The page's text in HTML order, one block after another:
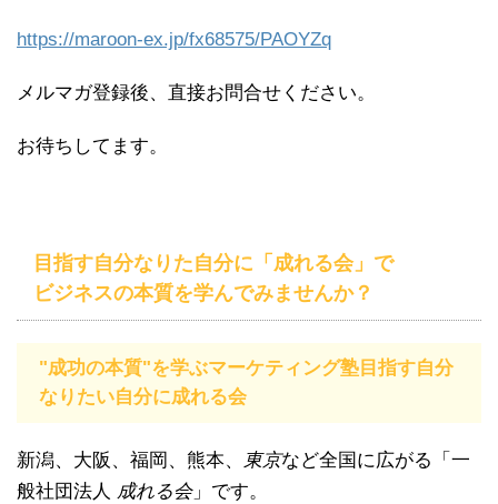
https://maroon-ex.jp/fx68575/PAOYZq
メルマガ登録後、直接お問合せください。
お待ちしてます。
目指す自分なりた自分に「成れる会」で
ビジネスの本質を学んでみませんか？
"成功の本質"を学ぶマーケティング塾目指す自分
なりたい自分に成れる会
新潟、大阪、福岡、熊本、 東京など全国に広がる「一
般社団法人 成れる会」です。